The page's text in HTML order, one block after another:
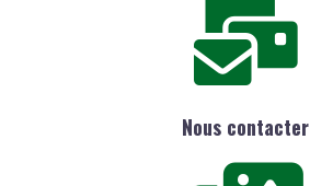
Nous contacter